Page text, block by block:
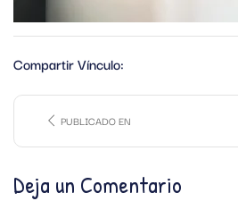
Compartir Vínculo:
PUBLICADO EN
Deja un Comentario